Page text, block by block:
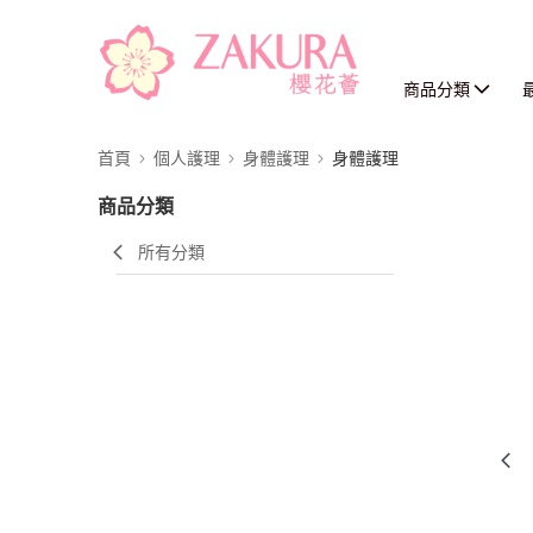
商品分類
首頁 個人護理 身體護理 身體護理
商品分類
所有分類